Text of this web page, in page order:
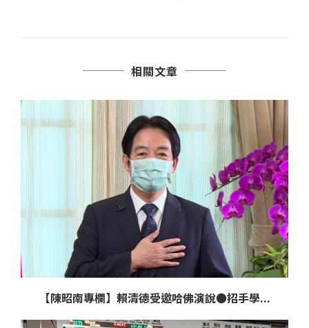
相關文章
【陳昭南專欄】賴清德受邀哈佛演說●招手學...